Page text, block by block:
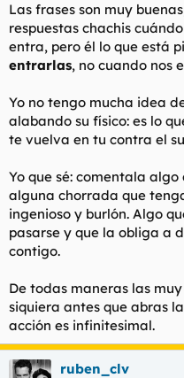
Las frases son muy
respuestas chachis
entra, pero él lo que está
entrarlas, no cuando nos
Yo no tengo mucha idea
alabando su físico: es lo
te vuelva en tu contra el
Yo que sé: comentala
alguna chorrada que
ingenioso y burlón. Algo
pasarse y que la obliga a
contigo.
De todas maneras las
siquiera antes que abras
acción es infinitesimal.
ruben_clv